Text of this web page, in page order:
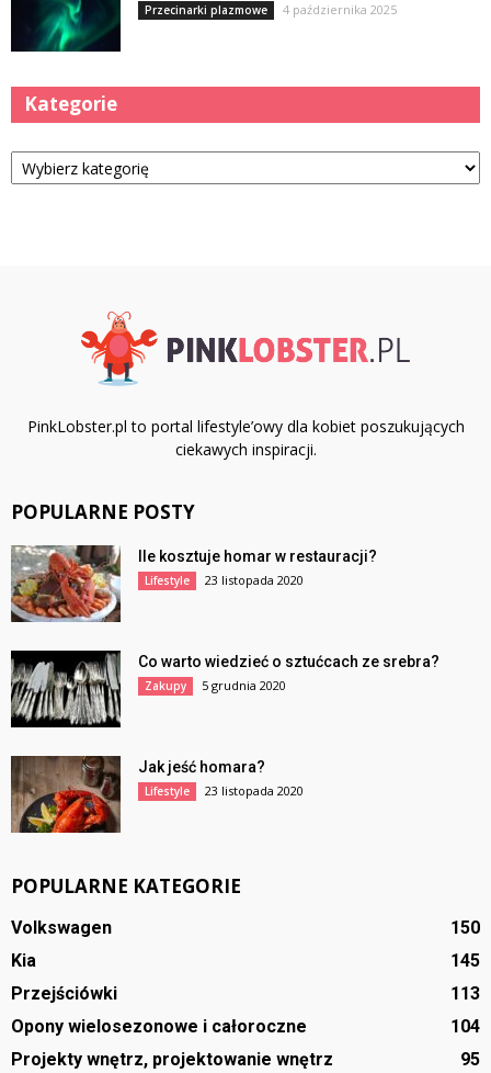
Przecinarki plazmowe 4 października 2025
Kategorie
Kategorie
PinkLobster.pl to portal lifestyle’owy dla kobiet poszukujących
ciekawych inspiracji.
POPULARNE POSTY
Ile kosztuje homar w restauracji?
Lifestyle 23 listopada 2020
Co warto wiedzieć o sztućcach ze srebra?
Zakupy 5 grudnia 2020
Jak jeść homara?
Lifestyle 23 listopada 2020
POPULARNE KATEGORIE
Volkswagen
150
Kia
145
Przejściówki
113
Opony wielosezonowe i całoroczne
104
Projekty wnętrz, projektowanie wnętrz
95